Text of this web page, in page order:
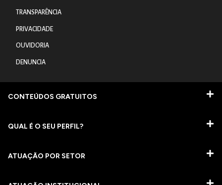
TRANSPARÊNCIA
PRIVACIDADE
OUVIDORIA
DENUNCIA
CONTEÚDOS GRATUITOS
QUAL É O SEU PERFIL?
ATUAÇÃO POR SETOR